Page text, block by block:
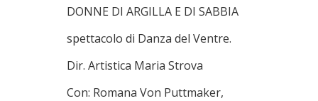
DONNE DI ARGILLA E DI SABBIA
spettacolo di Danza del Ventre.
Dir. Artistica Maria Strova
Con: Romana Von Puttmaker,